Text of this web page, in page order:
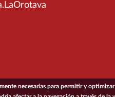
necesarias para permitir y optimizar